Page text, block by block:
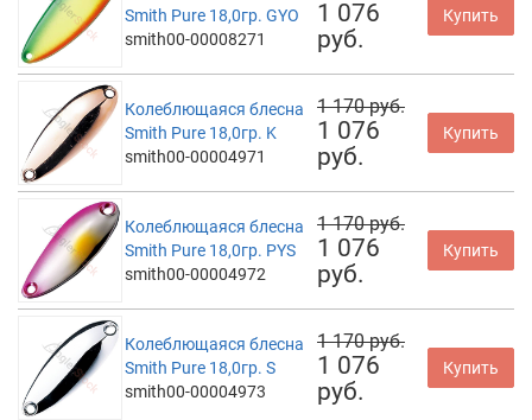
Smith Pure 18,0гр. GYO
smith00-00008271
1 076
руб.
Купить
Колеблющаяся блесна
Smith Pure 18,0гр. K
smith00-00004971
1 170 руб.
1 076
руб.
Купить
Колеблющаяся блесна
Smith Pure 18,0гр. PYS
smith00-00004972
1 170 руб.
1 076
руб.
Купить
Колеблющаяся блесна
Smith Pure 18,0гр. S
smith00-00004973
1 170 руб.
1 076
руб.
Купить